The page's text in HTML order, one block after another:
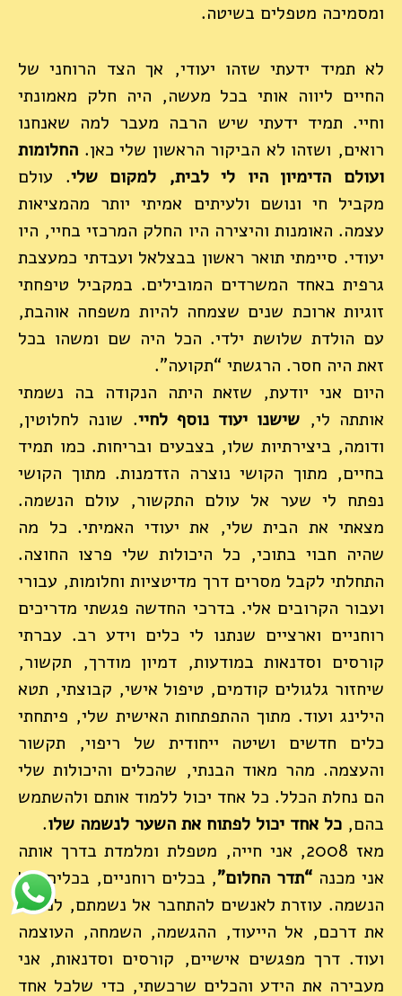
ומסמיכה מטפלים בשיטה.
לא תמיד ידעתי שזהו יעודי, אך הצד הרוחני של
החיים ליווה אותי בכל מעשה, היה חלק מאמונתי
וחיי. תמיד ידעתי שיש הרבה מעבר למה שאנחנו
רואים, ושזהו לא הביקור הראשון שלי כאן. החלומות
ועולם הדימיון היו לי לבית, למקום שלי. עולם
מקביל חי ונושם ולעיתים אמיתי יותר מהמציאות
עצמה. האומנות והיצירה היו החלק המרכזי בחיי, היו
יעודי. סיימתי תואר ראשון בבצלאל ועבדתי כמעצבת
גרפית באחד המשרדים המובילים. במקביל טיפחתי
זוגיות ארוכת שנים שצמחה להיות משפחה אוהבת,
עם הולדת שלושת ילדי. הכל היה שם ומשהו בכל
זאת היה חסר. הרגשתי “תקועה”.
היום אני יודעת, שזאת היתה הנקודה בה נשמתי
אותתה לי, שישנו יעוד נוסף לחיי. שונה לחלוטין,
ודומה, ביצירתיות שלו, בצבעים ובריחות. כמו תמיד
בחיים, מתוך הקושי נוצרה הזדמנות. מתוך הקושי
נפתח לי שער אל עולם התקשור, עולם הנשמה.
מצאתי את הבית שלי, את יעודי האמיתי. כל מה
שהיה חבוי בתוכי, כל היכולות שלי פרצו החוצה.
התחלתי לקבל מסרים דרך מדיטציות וחלומות, עבורי
ועבור הקרובים אלי. בדרכי החדשה פגשתי מדריכים
רוחניים וארציים שנתנו לי כלים וידע רב. עברתי
קורסים וסדנאות במודעות, דמיון מודרך, תקשור,
שיחזור גלגולים קודמים, טיפול אישי, קבוצתי, תטא
הילינג ועוד. מתוך ההתפתחות האישית שלי, פיתחתי
כלים חדשים ושיטה ייחודית של ריפוי, תקשור
והעצמה. מהר מאוד הבנתי, שהכלים והיכולות שלי
הם נחלת הכלל. כל אחד יכול ללמוד אותם ולהשתמש
בהם, כל אחד יכול לפתוח את השער לנשמה שלו.
מאז 2008, אני חייה, מטפלת ומלמדת בדרך אותה
אני מכנה “תדר החלום”, בכלים רוחניים, בכלים של
הנשמה. עוזרת לאנשים להתחבר אל נשמתם, למצוא
את דרכם, אל הייעוד, ההגשמה, השמחה, העוצמה
ועוד. דרך מפגשים אישיים, קורסים וסדנאות, אני
מעבירה את הידע והכלים שרכשתי, כדי שלכל אחד